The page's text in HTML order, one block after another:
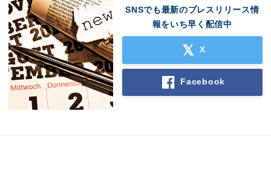
SNSでも最新のプレスリリース情
報をいち早く配信中
X
Facebook
Japanese